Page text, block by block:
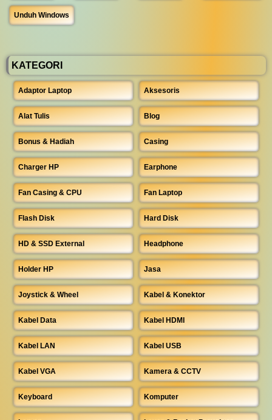
Unduh Windows
KATEGORI
Adaptor Laptop Aksesoris
Alat Tulis Blog
Bonus & Hadiah Casing
Charger HP Earphone
Fan Casing & CPU Fan Laptop
Flash Disk Hard Disk
HD & SSD External Headphone
Holder HP Jasa
Joystick & Wheel Kabel & Konektor
Kabel Data Kabel HDMI
Kabel LAN Kabel USB
Kabel VGA Kamera & CCTV
Keyboard Komputer